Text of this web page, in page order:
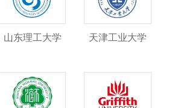
山东理工大学 天津工业大学